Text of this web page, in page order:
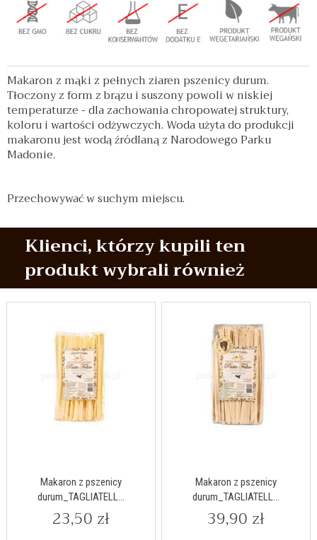
Makaron z mąki z pełnych ziaren pszenicy durum.
Tłoczony z form z brązu i suszony powoli w niskiej
temperaturze - dla zachowania chropowatej struktury,
koloru i wartości odżywczych. Woda użyta do produkcji
makaronu jest wodą źródlaną z Narodowego Parku
Madonie.
Przechowywać w suchym miejscu.
Klienci, którzy kupili ten
produkt wybrali również
Makaron z pszenicy
durum_TAGLIATELL...
23,50 zł
Makaron z pszenicy
durum_TAGLIATELL...
39,90 zł